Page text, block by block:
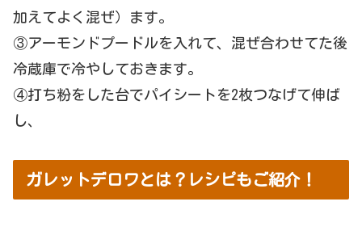
加えてよく混ぜ）ます。
③アーモンドプードルを入れて、 混ぜ合わせてた後
冷蔵庫で冷やしておきます。
④打ち粉をした台でパイシートを2枚つなげて伸ば
し、
ガレットデロワとは？レシピもご紹介！